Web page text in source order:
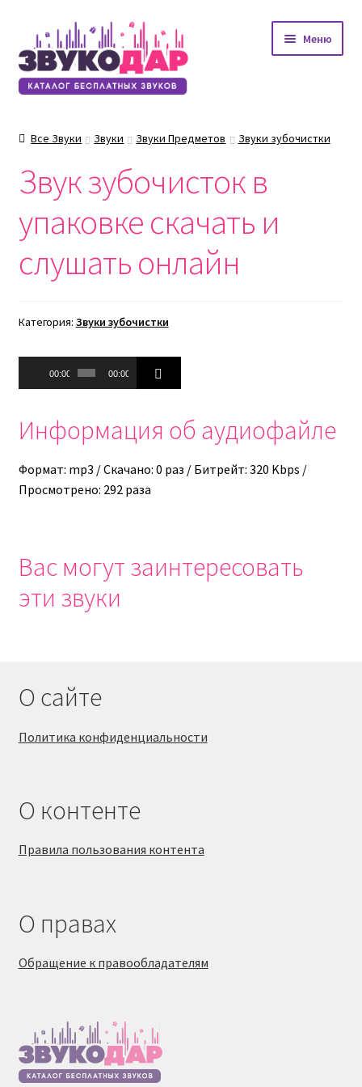
Перейти
к
навигации
Перейти
к
содержимому
Меню
Все Звуки Звуки Звуки Предметов Звуки зубочистки
Звук зубочисток в
упаковке скачать и
слушать онлайн
Категория: Звуки зубочистки
Аудиоплеер
00:00 00:00
Информация об аудиофайле
Формат: mp3 / Скачано: 0 раз / Битрейт: 320 Kbps /
Просмотрено: 292 раза
Вас могут заинтересовать
эти звуки
О сайте
Политика конфиденциальности
О контенте
Правила пользования контента
О правах
Обращение к правообладателям